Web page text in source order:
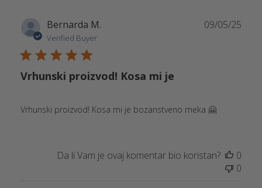
Bernarda M.
Verified Buyer
Vrhunski proizvod! Kosa mi je
Vrhunski proizvod! Kosa mi je bozanstveno meka 🤗
09/05/25
Da li Vam je ovaj komentar bio koristan?
0
0